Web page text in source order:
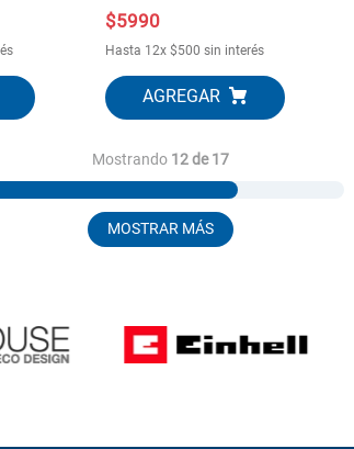
$5990
Hasta 12x $500 sin interés
Mostrando 12 de 17
MOSTRAR MÁS